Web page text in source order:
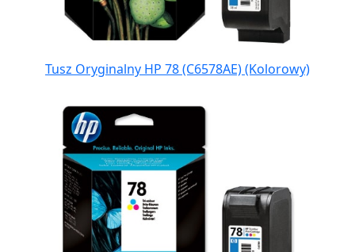
Tusz Oryginalny HP 78 (C6578AE) (Kolorowy)